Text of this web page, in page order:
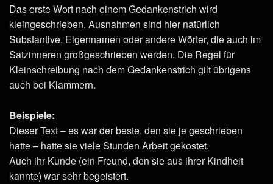
Das erste Wort nach einem Gedankenstrich wird
kleingeschrieben. Ausnahmen sind hier natürlich
Substantive, Eigennamen oder andere Wörter, die auch im
Satzinneren großgeschrieben werden. Die Regel für
Kleinschreibung nach dem Gedankenstrich gilt übrigens
auch bei Klammern.
Beispiele:
Dieser Text – es war der beste, den sie je geschrieben
hatte – hatte sie viele Stunden Arbeit gekostet.
Auch ihr Kunde (ein Freund, den sie aus ihrer Kindheit
kannte) war sehr begeistert.